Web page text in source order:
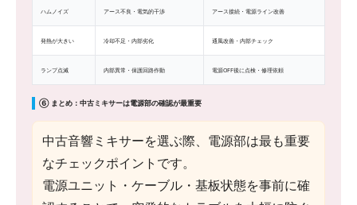
ハムノイズ アース不良・電気的干渉 アース接続・電源ライン改善
発熱が大きい 冷却不足・内部劣化 通風改善・内部チェック
ランプ点滅 内部異常・保護回路作動 電源OFF後に点検・修理依頼
⑥ まとめ：中古ミキサーは電源部の確認が最重要
中古音響ミキサーを選ぶ際、電源部は最も重要
なチェックポイントです。
電源ユニット・ケーブル・基板状態を事前に確